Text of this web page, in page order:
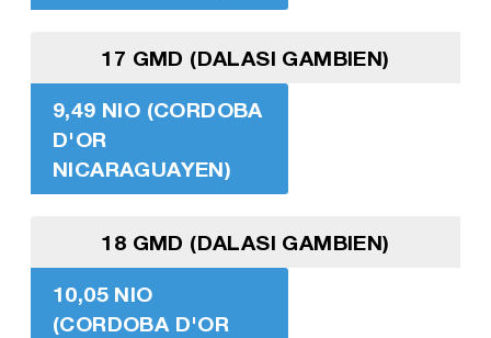
17 GMD (DALASI GAMBIEN)
9,49 NIO (CORDOBA
D'OR
NICARAGUAYEN)
18 GMD (DALASI GAMBIEN)
10,05 NIO
(CORDOBA D'OR